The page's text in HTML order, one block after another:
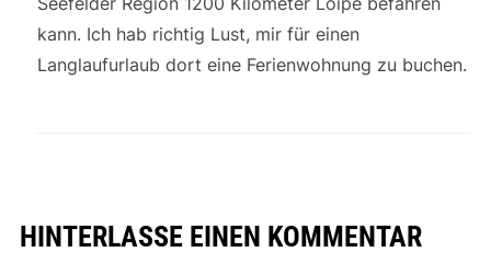
kann. Ich hab richtig Lust, mir für einen
Langlaufurlaub dort eine Ferienwohnung zu buchen.
HINTERLASSE EINEN KOMMENTAR